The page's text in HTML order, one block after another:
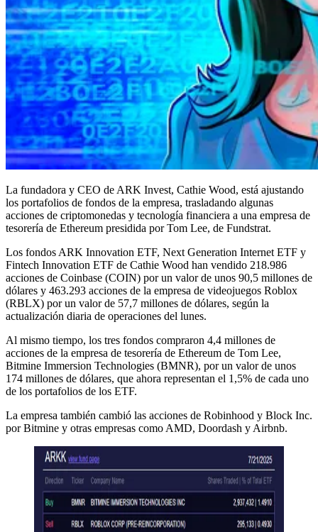
La fundadora y CEO de ARK Invest, Cathie Wood, está ajustando
los portafolios de fondos de la empresa, trasladando algunas
acciones de criptomonedas y tecnología financiera a una empresa de
tesorería de Ethereum presidida por Tom Lee, de Fundstrat.
Los fondos ARK Innovation ETF, Next Generation Internet ETF y
Fintech Innovation ETF de Cathie Wood han vendido 218.986
acciones de Coinbase (COIN) por un valor de unos 90,5 millones de
dólares y 463.293 acciones de la empresa de videojuegos Roblox
(RBLX) por un valor de 57,7 millones de dólares, según la
actualización diaria de operaciones del lunes.
Al mismo tiempo, los tres fondos compraron 4,4 millones de
acciones de la empresa de tesorería de Ethereum de Tom Lee,
Bitmine Immersion Technologies (BMNR), por un valor de unos
174 millones de dólares, que ahora representan el 1,5% de cada uno
de los portafolios de los ETF.
La empresa también cambió las acciones de Robinhood y Block Inc.
por Bitmine y otras empresas como AMD, Doordash y Airbnb.